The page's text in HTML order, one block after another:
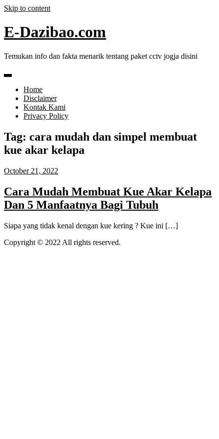
Skip to content
E-Dazibao.com
Temukan info dan fakta menarik tentang paket cctv jogja disini
Home
Disclaimer
Kontak Kami
Privacy Policy
Tag: cara mudah dan simpel membuat
kue akar kelapa
October 21, 2022
Cara Mudah Membuat Kue Akar Kelapa
Dan 5 Manfaatnya Bagi Tubuh
Siapa yang tidak kenal dengan kue kering ? Kue ini […]
Copyright © 2022 All rights reserved.